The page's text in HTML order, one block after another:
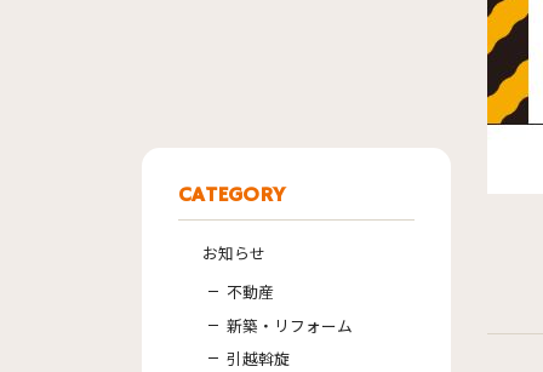
CATEGORY
お知らせ
不動産
新築・リフォーム
引越斡旋